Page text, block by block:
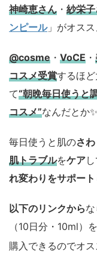
神崎恵さん ・ 紗栄
ンピール」がオスス
@cosme ・ VoCE ・
コスメ受賞するほど
て“朝晩毎日使うと
コスメ”なんだとか✨
毎日使うと肌のさ
肌トラブルをケア
れ変わりをサポート
以下のリンクから
（10日分・10ml）を
購入できるのでオス